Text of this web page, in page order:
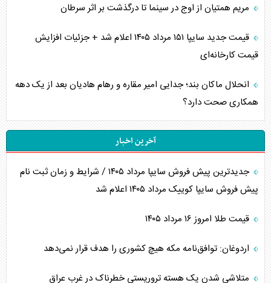
مریم همتیان از اوج در سینما تا درگذشت بر اثر سرطان
قیمت جدید سایپا ۱۵۱ مرداد ۱۴۰۵ اعلام شد + جزئیات افزایش
قیمت کارخانه‌ای
انحلال ماکان بند؛ جدایی امیر مقاره و رهام هادیان بعد از یک دهه
همکاری صحت دارد؟
آخرین اخبار
جدیدترین پیش فروش سایپا مرداد ۱۴۰۵ / شرایط و زمان ثبت نام
پیش فروش سایپا کوییک مرداد ۱۴۰۵ اعلام شد
قیمت طلا امروز ۱۶ مرداد ۱۴۰۵
اردوغان: توافق‌نامه مکه هیچ کشوری را هدف قرار نمی‌دهد
متلاشی شدن یک هسته تروریستی خطرناک در غرب عراق